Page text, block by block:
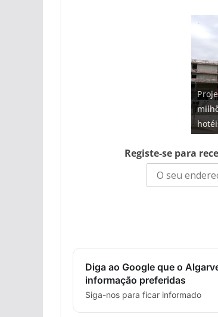
Foto
Registe-se para
Diga ao Google que o
informação preferidas
Siga-nos para ficar informado